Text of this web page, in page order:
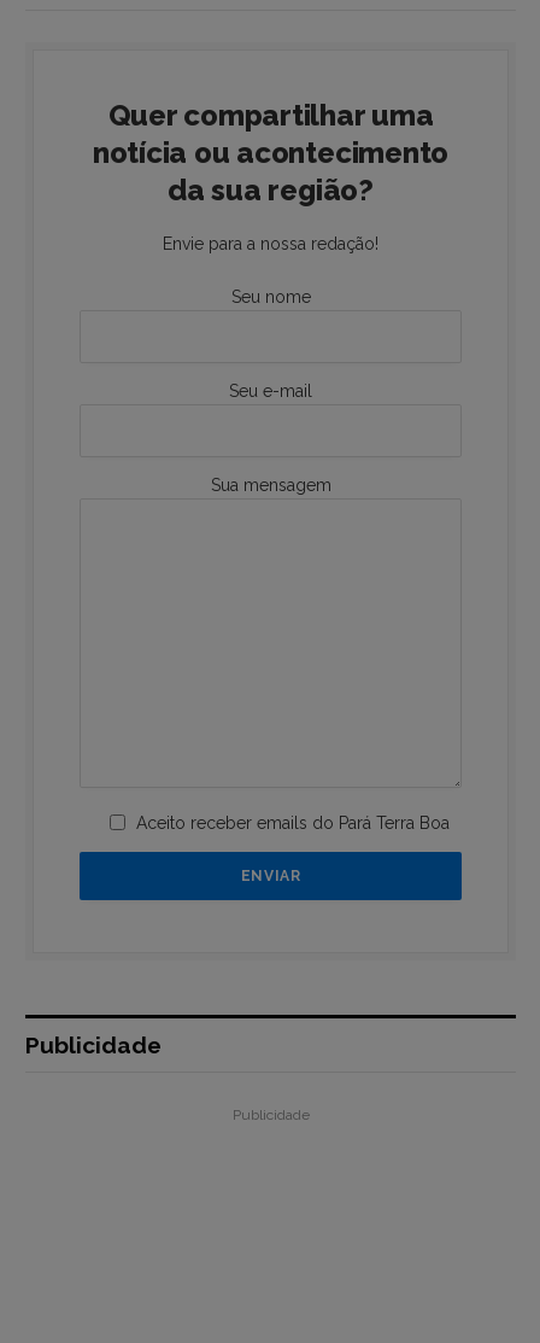
Quer compartilhar uma
notícia ou acontecimento
da sua região?
Envie para a nossa redação!
Seu nome
Seu e-mail
Sua mensagem
Aceito receber emails do Pará Terra Boa
Publicidade
Publicidade